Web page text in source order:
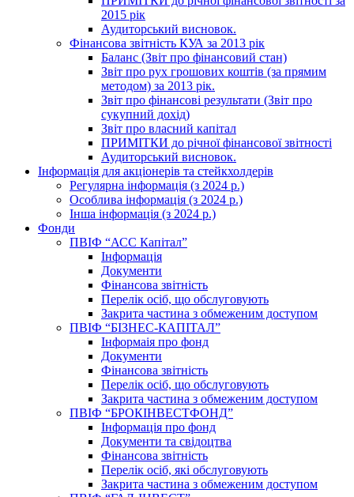
2015 рік
Аудиторський висновок.
Фінансова звітність КУА за 2013 рік
Баланс (Звіт про фінансовий стан)
Звіт про рух грошових коштів (за прямим
методом) за 2013 рік.
Звіт про фінансові результати (Звіт про
сукупний дохід)
Звіт про власний капітал
ПРИМІТКИ до річної фінансової звітності
Аудиторський висновок.
Інформація для акціонерів та стейкхолдерів
Регулярна інформація (з 2024 р.)
Особлива інформація (з 2024 р.)
Інша інформація (з 2024 р.)
Фонди
ПВІФ “АСС Капітал”
Інформація
Документи
Фінансова звітність
Перелік осіб, що обслуговують
Закрита частина з обмеженим доступом
ПВІФ “БІЗНЕС-КАПІТАЛ”
Інформаія про фонд
Документи
Фінансова звітність
Перелік осіб, що обслуговують
Закрита частина з обмеженим доступом
ПВІФ “БРОКІНВЕСТФОНД”
Інформація про фонд
Документи та свідоцтва
Фінансова звітність
Перелік осіб, які обслуговують
Закрита частина з обмеженим доступом